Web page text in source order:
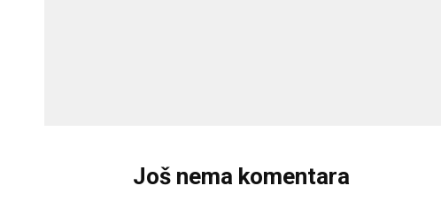
Još nema komentara